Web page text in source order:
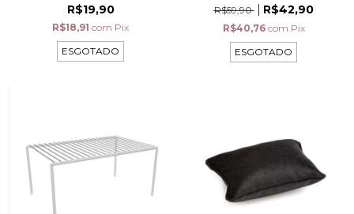
R$19,90
R$18,91 com Pix
ESGOTADO
R$59,90
R$42,90
R$40,76 com Pix
ESGOTADO